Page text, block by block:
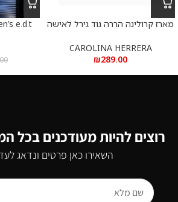
מארז קרולינה הררה גוד גירל לאישה
CAROLINA HERRERA
₪289.00
e.d.t
רוצים להיות מעודכנים בכל
השאירו כאן פרטים ונדאג